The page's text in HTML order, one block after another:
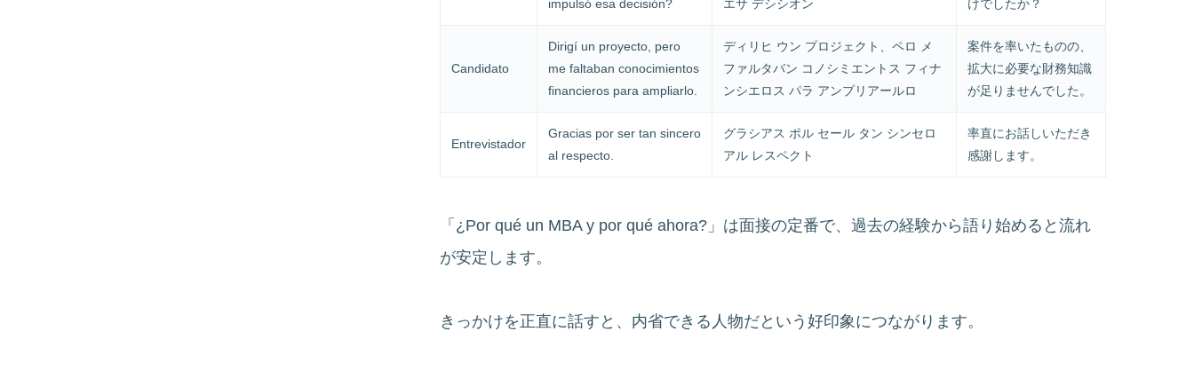
impulsó esa decisión?
エサ デシシオン
けでしたか？
Candidato
Dirigí un proyecto, pero
me faltaban conocimientos
financieros para ampliarlo.
ディリヒ ウン プロジェクト、ペロ メ
ファルタバン コノシミエントス フィナ
ンシエロス パラ アンプリアールロ
案件を率いたものの、
拡大に必要な財務知識
が足りませんでした。
Entrevistador
Gracias por ser tan sincero
al respecto.
グラシアス ポル セール タン シンセロ
アル レスペクト
率直にお話しいただき
感謝します。
「¿Por qué un MBA y por qué ahora?」は面接の定番で、過去の経験から語り始めると流れ
が安定します。
きっかけを正直に話すと、内省できる人物だという好印象につながります。